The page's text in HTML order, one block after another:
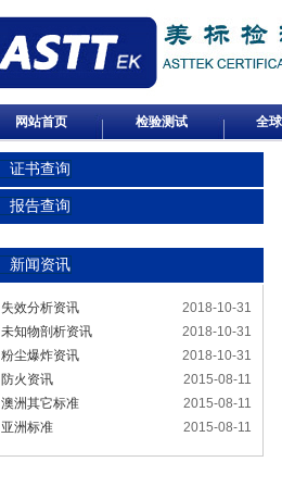
网站首页 检验测试 全
证书查询
报告查询
新闻资讯
2018-10-31
失效分析资讯
2018-10-31
未知物剖析资讯
2018-10-31
粉尘爆炸资讯
2015-08-11
防火资讯
2015-08-11
澳洲其它标准
2015-08-11
亚洲标准